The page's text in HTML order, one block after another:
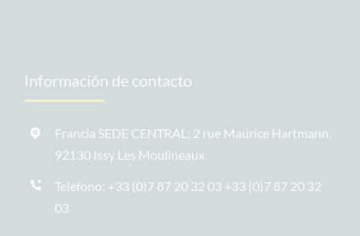
Información de contacto
Francia SEDE CENTRAL: 2 rue Maurice Hartmann,
92130 Issy Les Moulineaux
Teléfono: +33 (0)7 87 20 32 03 +33 (0)7 87 20 32
03